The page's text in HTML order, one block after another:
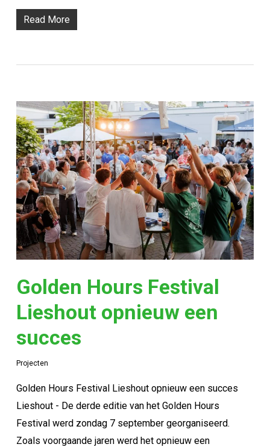
Read More
Golden Hours Festival
Lieshout opnieuw een
succes
Projecten
Golden Hours Festival Lieshout opnieuw een succes
Lieshout - De derde editie van het Golden Hours
Festival werd zondag 7 september georganiseerd.
Zoals voorgaande jaren werd het opnieuw een